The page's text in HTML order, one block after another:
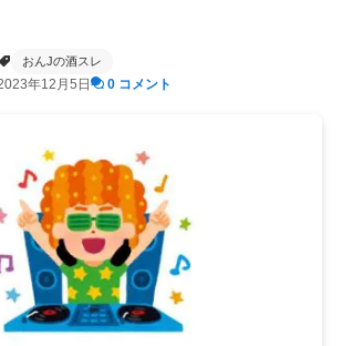
おんJの酒スレ
年12月5日 0 コメント